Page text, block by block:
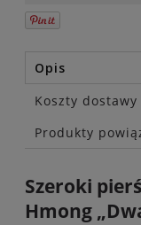
Opis
Koszty dostawy
Cena nie
Produkty
Szeroki
Hmong